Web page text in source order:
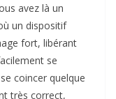
avez là un
un dispositif
fort, libérant
se
coincer quelque
très correct,